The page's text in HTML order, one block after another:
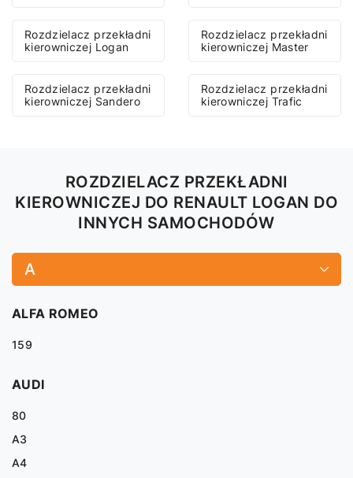
Rozdzielacz przekładni
kierowniczej Logan
Rozdzielacz przekładni
kierowniczej Master
Rozdzielacz przekładni
kierowniczej Sandero
Rozdzielacz przekładni
kierowniczej Trafic
ROZDZIELACZ PRZEKŁADNI
KIEROWNICZEJ DO RENAULT LOGAN DO
INNYCH SAMOCHODÓW
A
ALFA ROMEO
159
AUDI
80
A3
A4